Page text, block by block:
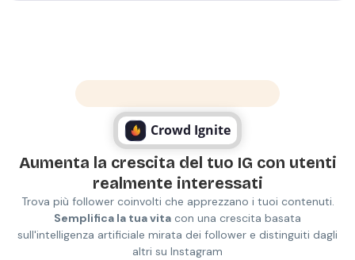
Crowd Ignite
Aumenta la crescita del tuo IG con utenti
realmente interessati
Trova più follower coinvolti che apprezzano i tuoi contenuti.
Semplifica la tua vita con una crescita basata
sull'intelligenza artificiale mirata dei follower e distinguiti dagli
altri su Instagram